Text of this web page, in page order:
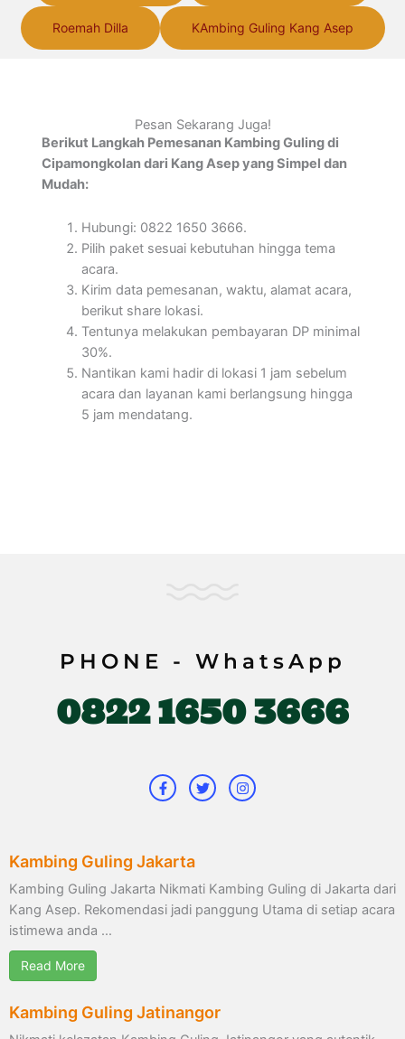
Roemah Dilla KAmbing Guling Kang Asep
Pesan Sekarang Juga!
Berikut Langkah Pemesanan Kambing Guling di
Cipamongkolan dari Kang Asep yang Simpel dan
Mudah:
Hubungi: 0822 1650 3666.
Pilih paket sesuai kebutuhan hingga tema
acara.
Kirim data pemesanan, waktu, alamat acara,
berikut share lokasi.
Tentunya melakukan pembayaran DP minimal
30%.
Nantikan kami hadir di lokasi 1 jam sebelum
acara dan layanan kami berlangsung hingga
5 jam mendatang.
PHONE - WhatsApp
0822 1650 3666
c
e
b
-
i
t
t
s
t
a
Kambing Guling Jakarta
Kambing Guling Jakarta Nikmati Kambing Guling di Jakarta dari
Kang Asep. Rekomendasi jadi panggung Utama di setiap acara
istimewa anda …
Read More
Kambing Guling Jatinangor